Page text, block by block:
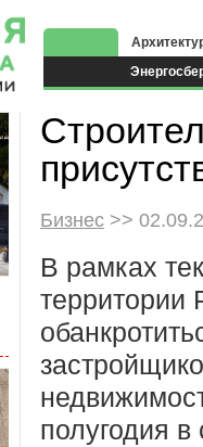
Бизнес >>
В рамках
территории
полугодия